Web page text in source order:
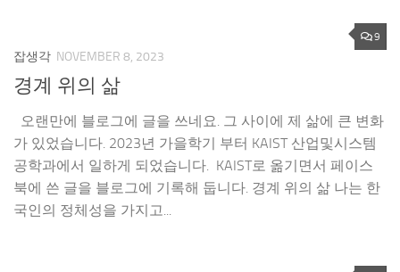
9
잡생각 NOVEMBER 8, 2023
경계 위의 삶
오랜만에 블로그에 글을 쓰네요. 그 사이에 제 삶에 큰 변화
가 있었습니다. 2023년 가을학기 부터 KAIST 산업및시스템
공학과에서 일하게 되었습니다. KAIST로 옮기면서 페이스
북에 쓴 글을 블로그에 기록해 둡니다. 경계 위의 삶 나는 한
국인의 정체성을 가지고...